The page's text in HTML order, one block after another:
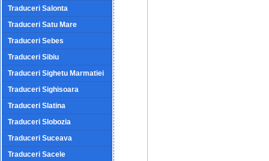
Traduceri Salonta
Traduceri Satu Mare
Traduceri Sebes
Traduceri Sibiu
Traduceri Sighetu Marmatiei
Traduceri Sighisoara
Traduceri Slatina
Traduceri Slobozia
Traduceri Suceava
Traduceri Sacele